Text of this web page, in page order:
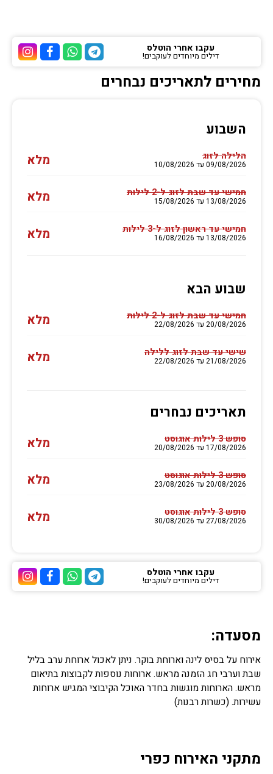
ערוץ ערוץ
ערוץ הוואטסאפ של
ערוץ הטלגרם של הוטלס
עקבו אחרי הוטלס
דילים מיוחדים לעוקבים!
מחירים לתאריכים נבחרים
השבוע
הלילה לזוג
09/08/2026 עד 10/08/2026 מלא
חמישי עד שבת לזוג ל-2 לילות
13/08/2026 עד 15/08/2026 מלא
חמישי עד ראשון לזוג ל-3 לילות
13/08/2026 עד 16/08/2026 מלא
שבוע הבא
חמישי עד שבת לזוג ל-2 לילות
20/08/2026 עד 22/08/2026 מלא
שישי עד שבת לזוג ללילה
21/08/2026 עד 22/08/2026 מלא
תאריכים נבחרים
סופש 3 לילות אוגוסט
17/08/2026 עד 20/08/2026 מלא
סופש 3 לילות אוגוסט
20/08/2026 עד 23/08/2026 מלא
סופש 3 לילות אוגוסט
27/08/2026 עד 30/08/2026 מלא
ערוץ ערוץ
ערוץ הוואטסאפ של
ערוץ הטלגרם של הוטלס
עקבו אחרי הוטלס
דילים מיוחדים לעוקבים!
מסעדה:
אירוח על בסיס לינה וארוחת בוקר. ניתן לאכול ארוחת ערב בליל
שבת וערבי חג הזמנה מראש. ארוחות נוספות לקבוצות בתיאום
מראש. הארוחות מוגשות בחדר האוכל הקיבוצי המגיש ארוחות
עשירות. (כשרות רבנות)
מתקני האירוח כפרי